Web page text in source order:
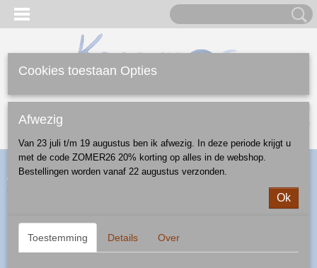
(0)
Home >Webshop>Feestdagen>Kerst>glazen kerstbal
kerstbal - gnoom wit rond
Cookies toestaan Opties
Afwezig
Van 23 juli t/m 19 augustus ben ik afwezig. In deze periode krijgt u
met de code ZOMER26 20% korting op alles in de webshop.
Bestellingen worden vanaf 22 augustus verzonden.
Ok
Toestemming Details Over